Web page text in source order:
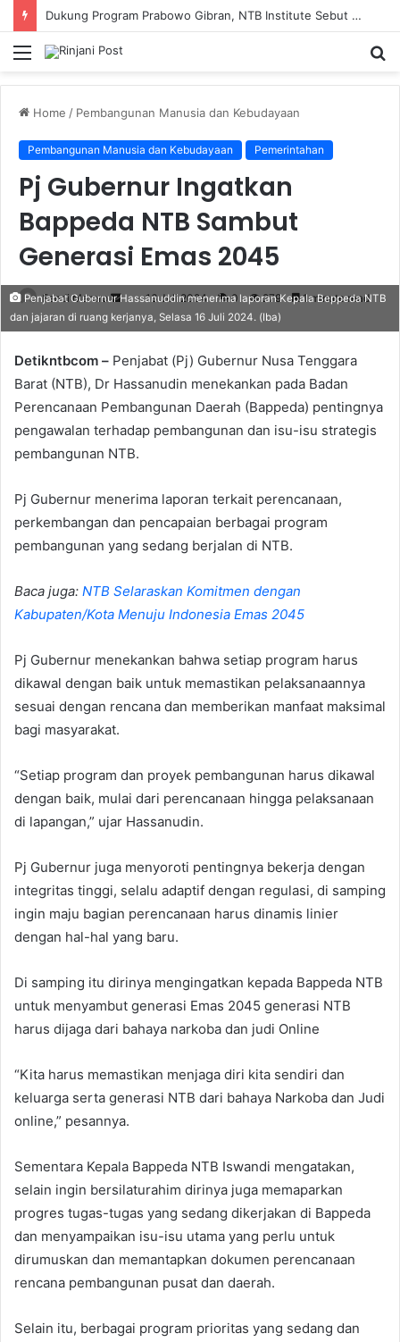
Dukung Program Prabowo Gibran, NTB Institute Sebut MBG dan Kopdes Solusi Percepatan Pembangunan Daerah 3T
Menu
Home / Pembangunan Manusia dan Kebudayaan
Pembangunan Manusia dan Kebudayaan Pemerintahan
Pj Gubernur Ingatkan
Bappeda NTB Sambut
Generasi Emas 2045
Fendi Marero
Send
an
16 Juli 2024 0 279 1 minute read
Penjabat Gubernur Hassanuddin menerima laporan Kepala Beppeda NTB
dan jajaran di ruang kerjanya, Selasa 16 Juli 2024. (Iba)
Detikntbcom – Penjabat (Pj) Gubernur Nusa Tenggara
Barat (NTB), Dr Hassanudin menekankan pada Badan
Perencanaan Pembangunan Daerah (Bappeda) pentingnya
pengawalan terhadap pembangunan dan isu-isu strategis
pembangunan NTB.
Pj Gubernur menerima laporan terkait perencanaan,
perkembangan dan pencapaian berbagai program
pembangunan yang sedang berjalan di NTB.
Baca juga: NTB Selaraskan Komitmen dengan
Kabupaten/Kota Menuju Indonesia Emas 2045
Pj Gubernur menekankan bahwa setiap program harus
dikawal dengan baik untuk memastikan pelaksanaannya
sesuai dengan rencana dan memberikan manfaat maksimal
bagi masyarakat.
“Setiap program dan proyek pembangunan harus dikawal
dengan baik, mulai dari perencanaan hingga pelaksanaan
di lapangan,” ujar Hassanudin.
Pj Gubernur juga menyoroti pentingnya bekerja dengan
integritas tinggi, selalu adaptif dengan regulasi, di samping
ingin maju bagian perencanaan harus dinamis linier
dengan hal-hal yang baru.
Di samping itu dirinya mengingatkan kepada Bappeda NTB
untuk menyambut generasi Emas 2045 generasi NTB
harus dijaga dari bahaya narkoba dan judi Online
“Kita harus memastikan menjaga diri kita sendiri dan
keluarga serta generasi NTB dari bahaya Narkoba dan Judi
online,” pesannya.
Sementara Kepala Bappeda NTB Iswandi mengatakan,
selain ingin bersilaturahim dirinya juga memaparkan
progres tugas-tugas yang sedang dikerjakan di Bappeda
dan menyampaikan isu-isu utama yang perlu untuk
dirumuskan dan memantapkan dokumen perencanaan
rencana pembangunan pusat dan daerah.
Selain itu, berbagai program prioritas yang sedang dan